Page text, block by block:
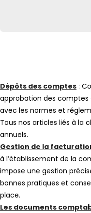
Dépôts des comptes :
approbation des
avec les normes et
Tous nos articles liés à la
annuels.
Gestion de la
à l’établissement de la
impose une gestion
bonnes pratiques et
place.
Les documents